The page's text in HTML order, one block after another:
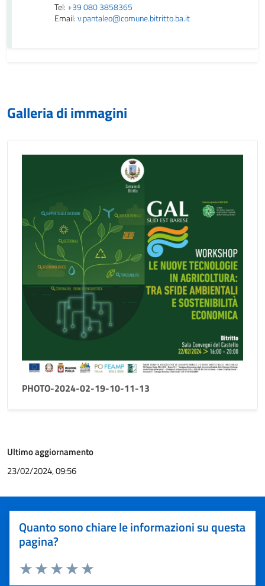
Tel:+39 080 3858365
Email:v.pantaleo@comune.bitritto.ba.it
Galleria di immagini
PHOTO-2024-02-19-10-11-13
Ultimo aggiornamento
23/02/2024, 09:56
Quanto sono chiare le informazioni su questa
pagina?
Valuta 5 stelle su 5
Valuta 4 stelle su 5
Valuta 3 stelle su 5
Valuta 2 stelle su 5
Valuta 1 stelle su 5